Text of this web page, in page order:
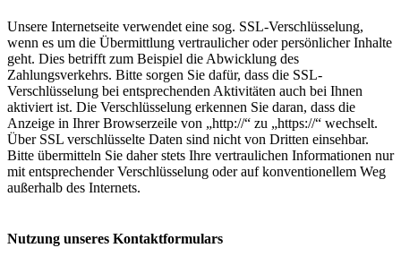
Unsere Internetseite verwendet eine sog. SSL-Verschlüsselung,
wenn es um die Übermittlung vertraulicher oder persönlicher Inhalte
geht. Dies betrifft zum Beispiel die Abwicklung des
Zahlungsverkehrs. Bitte sorgen Sie dafür, dass die SSL-
Verschlüsselung bei entsprechenden Aktivitäten auch bei Ihnen
aktiviert ist. Die Verschlüsselung erkennen Sie daran, dass die
Anzeige in Ihrer Browserzeile von „http://“ zu „https://“ wechselt.
Über SSL verschlüsselte Daten sind nicht von Dritten einsehbar.
Bitte übermitteln Sie daher stets Ihre vertraulichen Informationen nur
mit entsprechender Verschlüsselung oder auf konventionellem Weg
außerhalb des Internets.
Nutzung unseres Kontaktformulars